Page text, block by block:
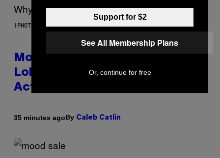
(PHOTO VIA T-MOBILE)
Monoculture is Dead, and
Lollapalooza Proved Why That’s
Actually a Great Thing
35 minutes agoBy Caleb Catlin
Support for $2
See All Membership Plans
Or, continue for free